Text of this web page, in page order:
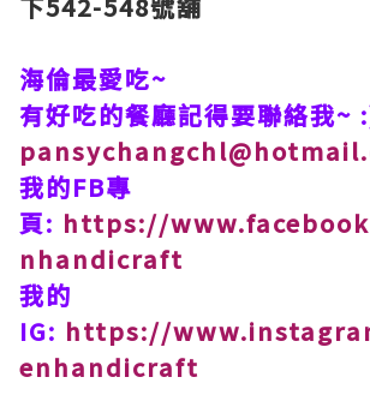
海倫最愛吃~
有好吃的餐廳記得要聯絡我~
我的FB專
頁: https://
nhandicraft
我的
IG: https://
enhandicraft